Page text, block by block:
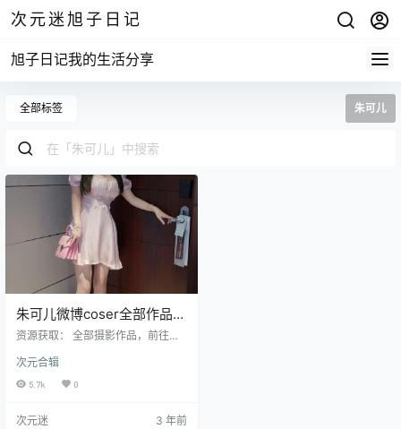
次元迷旭子日记
旭子日记我的生活分享
全部标签 朱可儿
朱可儿微博coser全部作品
[写真合集]
资源获取： 全部摄影作品，前往获
录： [BoLoli波萝社] 2017.09.11 BO
L115 朱可儿 [46P-148MB] [HuaYa
漾 2020.01.15 Vol.214 朱可儿Flow
次元合辑
5.7k 0
次元迷 3 年前